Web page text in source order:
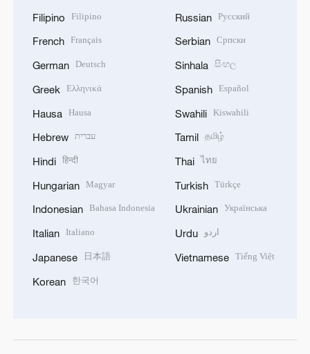
Filipino Filipino
French Français
German Deutsch
Greek Ελληνικά
Hausa Hausa
Hebrew עברית
Hindi हिन्दी
Hungarian Magyar
Indonesian Bahasa Indonesia
Italian Italiano
Japanese 日本語
Korean 한국어
Russian Русский
Serbian Српски
Sinhala සිංහල
Spanish Español
Swahili Kiswahili
Tamil தமிழ்
Thai ไทย
Turkish Türkçe
Ukrainian Українська
Urdu اردو
Vietnamese Tiếng Việt